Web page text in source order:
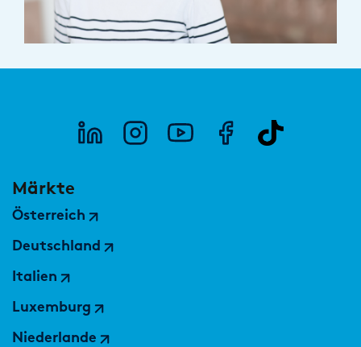
Märkte
Österreich
Deutschland
Italien
Luxemburg
Niederlande